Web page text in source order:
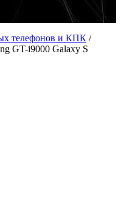
телефонов и КПК /
GT-i9000 Galaxy S